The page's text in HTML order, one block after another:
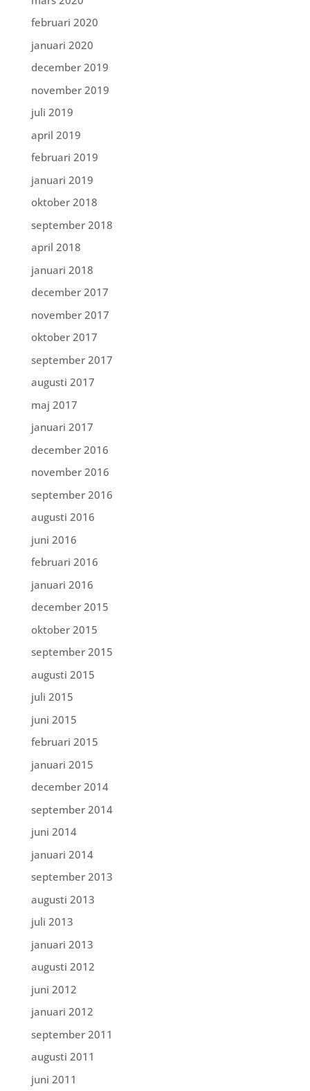
februari 2020
januari 2020
december 2019
november 2019
juli 2019
april 2019
februari 2019
januari 2019
oktober 2018
september 2018
april 2018
januari 2018
december 2017
november 2017
oktober 2017
september 2017
augusti 2017
maj 2017
januari 2017
december 2016
november 2016
september 2016
augusti 2016
juni 2016
februari 2016
januari 2016
december 2015
oktober 2015
september 2015
augusti 2015
juli 2015
juni 2015
februari 2015
januari 2015
december 2014
september 2014
juni 2014
januari 2014
september 2013
augusti 2013
juli 2013
januari 2013
augusti 2012
juni 2012
januari 2012
september 2011
augusti 2011
juni 2011